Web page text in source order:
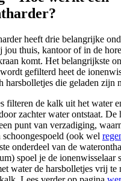
heeft drie belangrijke
jou thuis, kantoor of in de
komt. Het belangrijkste
gefilterd heet de
harsbolletjes die geladen zijn
filteren de kalk uit het water
zachter water ontstaat. De
punt van verzadiging,
(ook wel
onderdeel van de
spoel je de ionenwisselaar
water de harsbolletjes vrij te